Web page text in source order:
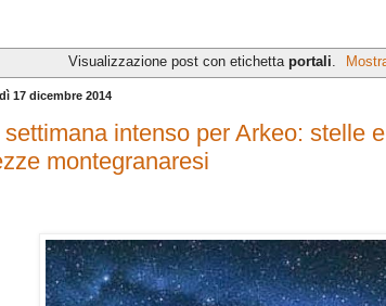
Visualizzazione post con etichetta portali
17 dicembre 2014
settimana intenso per Arkeo: stelle
montegranaresi